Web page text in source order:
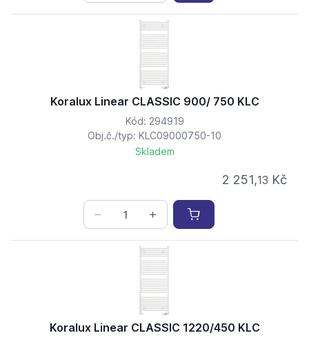
Koralux Linear CLASSIC 900/ 750 KLC
Kód: 294919
Obj.č./typ: KLC09000750-10
Skladem
2 251,13 Kč
Koralux Linear CLASSIC 1220/450 KLC